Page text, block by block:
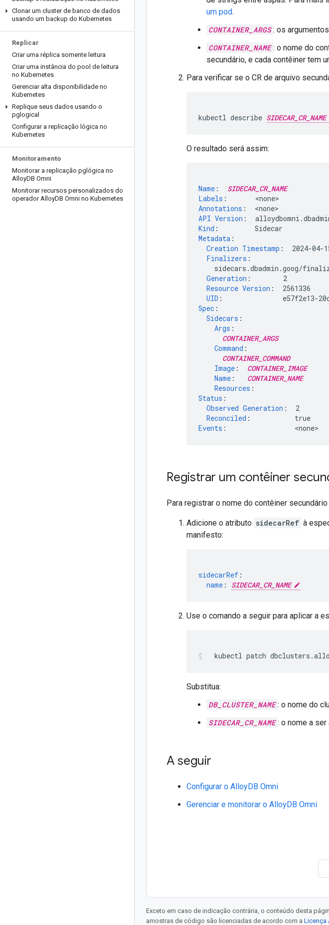
Clonar um cluster de banco de dados
usando um backup do Kubernetes
Replicar
Criar uma réplica somente leitura
Criar uma instância do pool de leitura
no Kubernetes
Gerenciar alta disponibilidade no
Kubernetes
Replique seus dados usando o
pglogical
Configurar a replicação lógica no
Kubernetes
Monitoramento
Monitorar a replicação pglógica no
AlloyDB Omni
Monitorar recursos personalizados do
operador AlloyDB Omni no Kubernetes
um pod.
CONTAINER_ARGS : os
CONTAINER_NAME : o nome do
secundário, e cada contêiner tem
Para verificar se o CR de arquivo
kubectl describe SIDECAR_CR_NAME
O resultado será assim:
Name :
SIDECAR_CR_NAME
Labels : <none
Annotations : <none
API Version :
Kind :
Sidecar
Metadata :
Creation Timestamp :
2024-04-
Finalizers :
sidecars.dbadmin.goog/
Generation :
2
Resource Version :
2561336
UID :
e57f2e13-
Spec :
Sidecars :
Args :
CONTAINER_ARGS
Command :
CONTAINER_COMMAND
Image :
CONTAINER_IMAGE
Name :
CONTAINER_NAME
Resources :
Status :
Observed Generation :
2
Reconciled :
true
Events : <none
Registrar um contêiner
Para registrar o nome do contêiner
Adicione o atributo sidecarRef à
manifesto:
sidecarRef :
name : SIDECAR_CR_NAME
Use o comando a seguir para aplicar a
kubectl patch
Substitua:
DB_CLUSTER_NAME : o nome do
SIDECAR_CR_NAME : o nome a
A seguir
Configurar o AlloyDB Omni
Gerenciar e monitorar o AlloyDB Omni
Exceto em caso de indicação contrária, o conteúdo desta
amostras de código são licenciadas de acordo com a Licença